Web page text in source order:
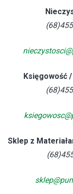
Księgowość
Sklep z